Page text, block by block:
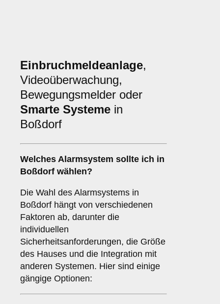
Einbruchmeldeanlage,
Videoüberwachung,
Bewegungsmelder oder
Smarte Systeme in
Boßdorf
Welches Alarmsystem sollte ich in
Boßdorf wählen?
Die Wahl des Alarmsystems in
Boßdorf hängt von verschiedenen
Faktoren ab, darunter die
individuellen
Sicherheitsanforderungen, die Größe
des Hauses und die Integration mit
anderen Systemen. Hier sind einige
gängige Optionen: